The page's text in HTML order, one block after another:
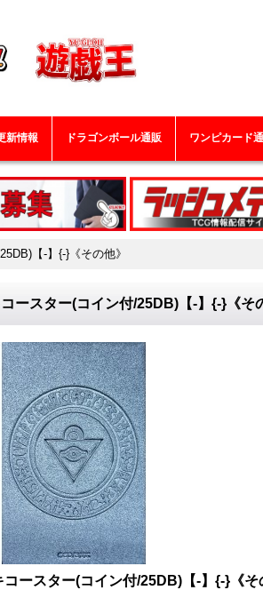
新情報 ドラゴンボール通販 ワンピカード
【-】{-}《その他》
ースター(コイン付/25DB)【-】{-}《そ
コースター(コイン付/25DB)【-】{-}《そ